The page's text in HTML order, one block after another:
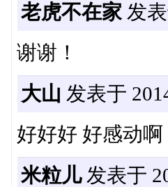
老虎不在家 发
谢谢！
大山 发表于
好好好 好感动啊
米粒儿发表于